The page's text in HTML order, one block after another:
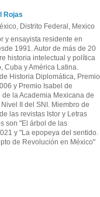
Rojas
Distrito Federal, Mexico
y ensayista residente en
1991. Autor de más de 20
historia intelectual y política
Cuba y América Latina.
Historia Diplomática, Premio
y Premio Isabel de
la Academia Mexicana de
II del SNI. Miembro de
las revistas Istor y Letras
son "El árbol de las
y "La epopeya del sentido.
de Revolución en México"